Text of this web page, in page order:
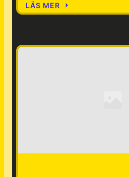
LÄS MER